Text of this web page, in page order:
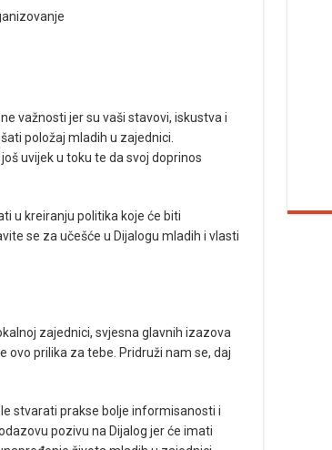
važnosti jer su vaši stavovi, iskustva i
položaj mladih u zajednici.
uvijek u toku te da svoj doprinos
u kreiranju politika koje će biti
se za učešće u Dijalogu mladih i vlasti
zajednici, svjesna glavnih izazova
ovo prilika za tebe. Pridruži nam se, daj
stvarati prakse bolje informisanosti i
pozivu na Dijalog jer će imati